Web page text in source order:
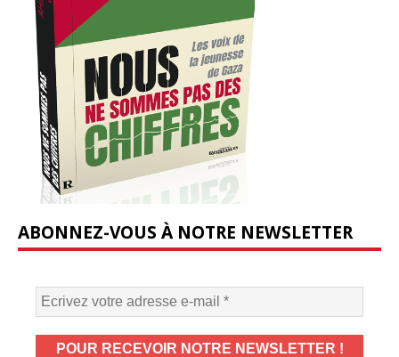
ABONNEZ-VOUS À NOTRE NEWSLETTER